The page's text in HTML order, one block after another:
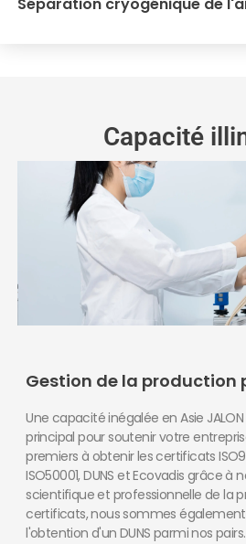
Séparation cryogénique de
Capacité
Gestion de la production
Une capacité inégalée en Asie
principal pour soutenir votre
premiers à obtenir les certificats
ISO50001, DUNS et Ecovadis grâce à
scientifique et professionnelle de la
certificats, nous sommes
l'obtention d'un DUNS parmi nos pairs.